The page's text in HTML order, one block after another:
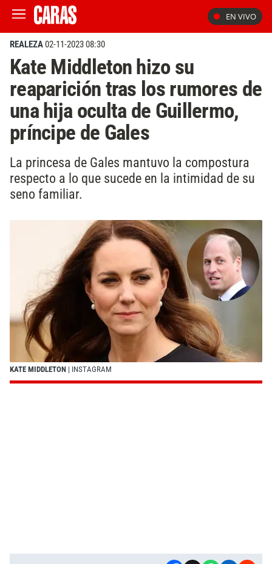
EN VIVO
REALEZA02-11-2023 08:30
Kate Middleton hizo su
reaparición tras los rumores de
una hija oculta de Guillermo,
príncipe de Gales
La princesa de Gales mantuvo la compostura
respecto a lo que sucede en la intimidad de su
seno familiar.
KATE MIDDLETON | INSTAGRAM